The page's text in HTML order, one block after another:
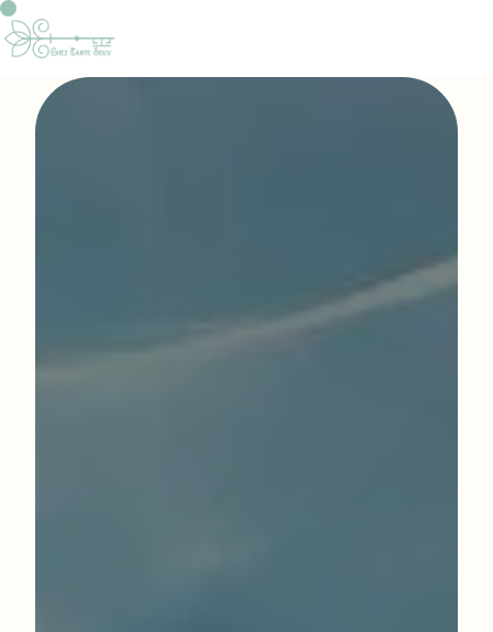
Panneau de gestion des cookies